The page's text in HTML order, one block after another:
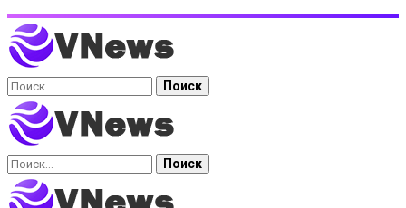
Найти:
Найти: